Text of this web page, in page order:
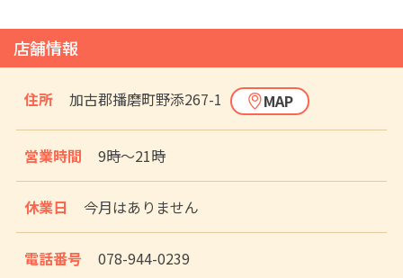
店舗情報
住所 加古郡播磨町野添267-1 MAP
営業時間 9時〜21時
休業日 今月はありません
電話番号 078-944-0239